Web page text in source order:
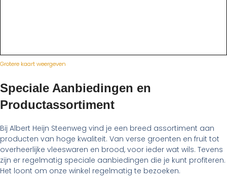
Grotere kaart weergeven
Speciale Aanbiedingen en
Productassortiment
Bij Albert Heijn Steenweg vind je een breed assortiment aan
producten van hoge kwaliteit. Van verse groenten en fruit tot
overheerlijke vleeswaren en brood, voor ieder wat wils. Tevens
zijn er regelmatig speciale aanbiedingen die je kunt profiteren.
Het loont om onze winkel regelmatig te bezoeken.